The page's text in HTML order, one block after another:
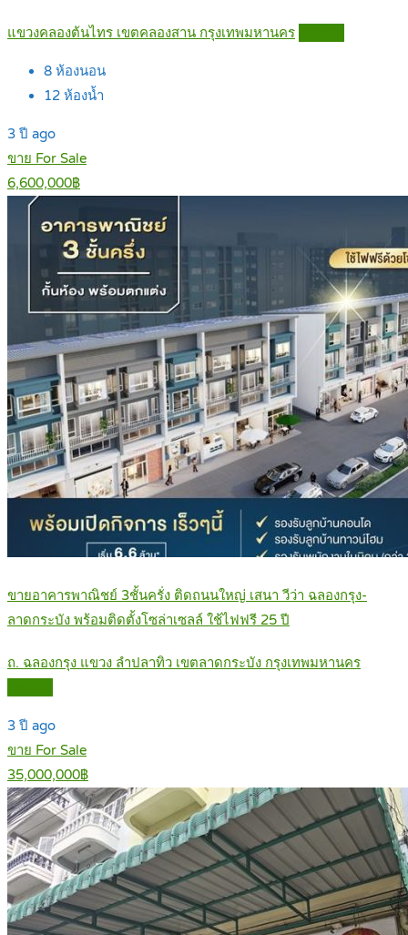
แขวงคลองต้นไทร เขตคลองสาน กรุงเทพมหานคร
8 ห้องนอน
12 ห้องน้ำ
3 ปี ago
ขาย For Sale
6,600,000฿
ขายอาคารพาณิชย์ 3ชั้นครั่ง ติดถนนใหญ่ เสนา วีว่า ฉลองกรุง-
ลาดกระบัง พร้อมติดตั้งโซล่าเซลล์ ใช้ไฟฟรี 25 ปี
ถ. ฉลองกรุง แขวง ลำปลาทิว เขตลาดกระบัง กรุงเทพมหานคร
3 ปี ago
ขาย For Sale
35,000,000฿